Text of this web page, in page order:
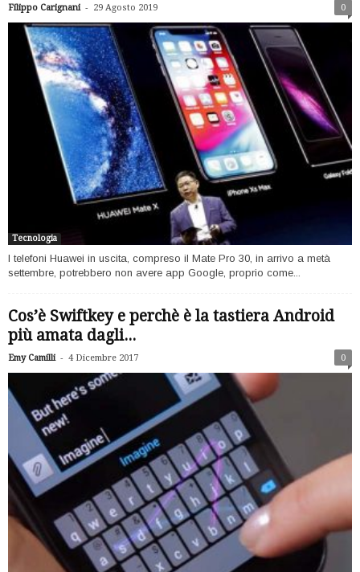
Filippo Carignani - 29 Agosto 2019 0
Tecnologia
I telefoni Huawei in uscita, compreso il Mate Pro 30, in arrivo a metà
settembre, potrebbero non avere app Google, proprio come...
Cos’è Swiftkey e perchè è la tastiera Android
più amata dagli...
Emy Camilli - 4 Dicembre 2017 0